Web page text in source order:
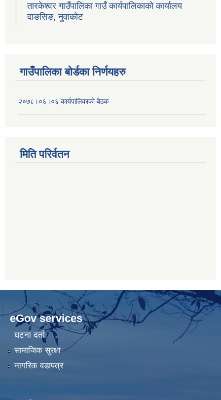
तारकेश्वर गाउँपालिका गाउँ कार्यपालिकाको कार्यालय
दाङसिङ, नुवाकोट
गाउँपालिका बोर्डका निर्णयहरु
२०७८।०६।०६ कार्यपालिकाको बैठक
मिति परिर्वतन
eGov services
घटना दर्ता
सामाजिक सुरक्षा
नागरिक वडापत्र